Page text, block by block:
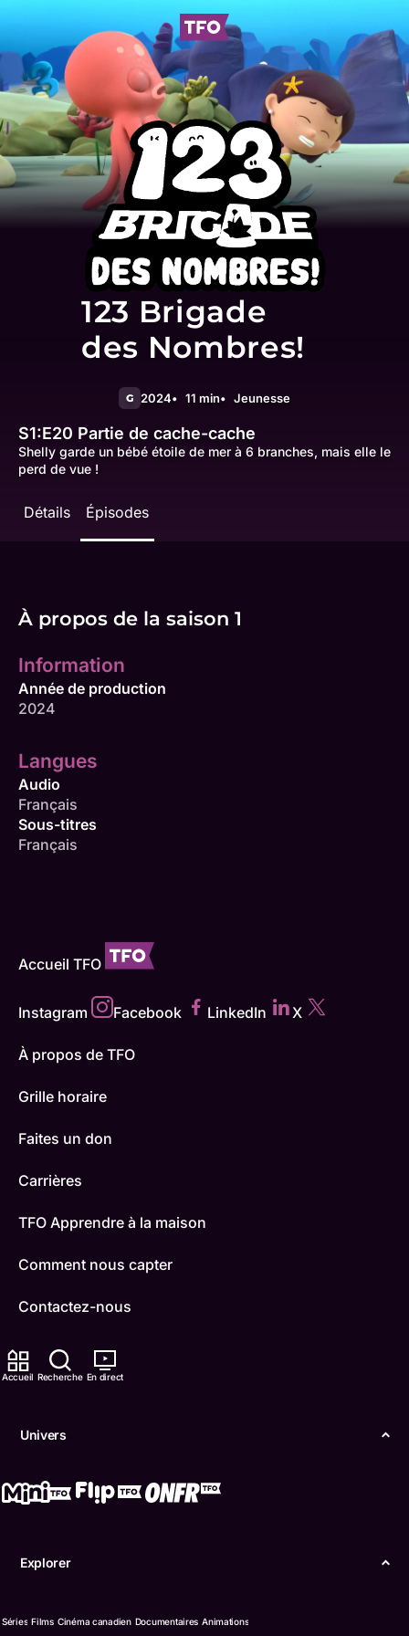
Accueil Recherche En direct
Univers
Explorer
Séries Films Cinéma canadien Documentaires Animations
123 Brigade
des Nombres!
G 2024 11 min Jeunesse
S1:E20 Partie de cache-cache
Shelly garde un bébé étoile de mer à 6 branches, mais elle le
perd de vue !
Détails Épisodes
À propos de la saison 1
Information
Année de production
2024
Langues
Audio
Français
Sous-titres
Français
Accueil TFO
Instagram Facebook LinkedIn X
À propos de TFO
Grille horaire
Faites un don
Carrières
TFO Apprendre à la maison
Comment nous capter
Contactez-nous
ONFR
Boukili
Confidentialité
langue française de l’Ontario (TFO) - 2026